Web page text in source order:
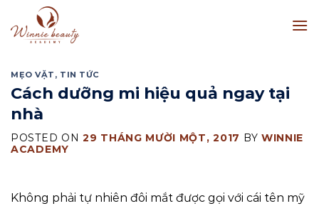
to
content
MẸO VẶT , TIN TỨC
Cách dưỡng mi hiệu quả ngay tại
nhà
POSTED ON 29 THÁNG MƯỜI MỘT, 2017 BY WINNIE
ACADEMY
Không phải tự nhiên đôi mắt được gọi với cái tên mỹ